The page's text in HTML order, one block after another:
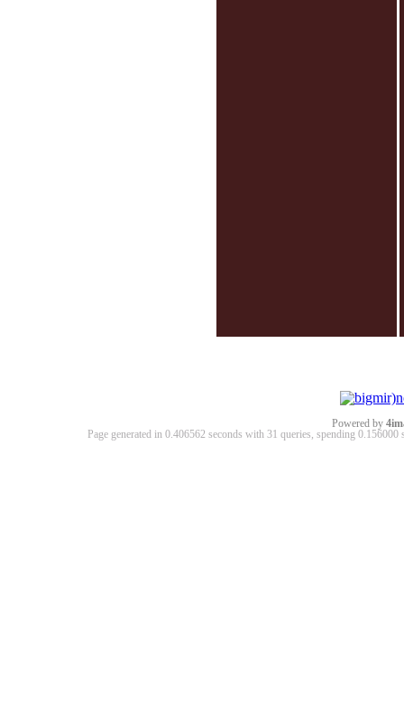
Powered by
Page generated in 0.406562 seconds with 31 queries, spending